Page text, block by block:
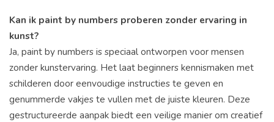
Kan ik paint by numbers proberen zonder ervaring in
kunst?
Ja, paint by numbers is speciaal ontworpen voor mensen
zonder kunstervaring. Het laat beginners kennismaken met
schilderen door eenvoudige instructies te geven en
genummerde vakjes te vullen met de juiste kleuren. Deze
gestructureerde aanpak biedt een veilige manier om creatief